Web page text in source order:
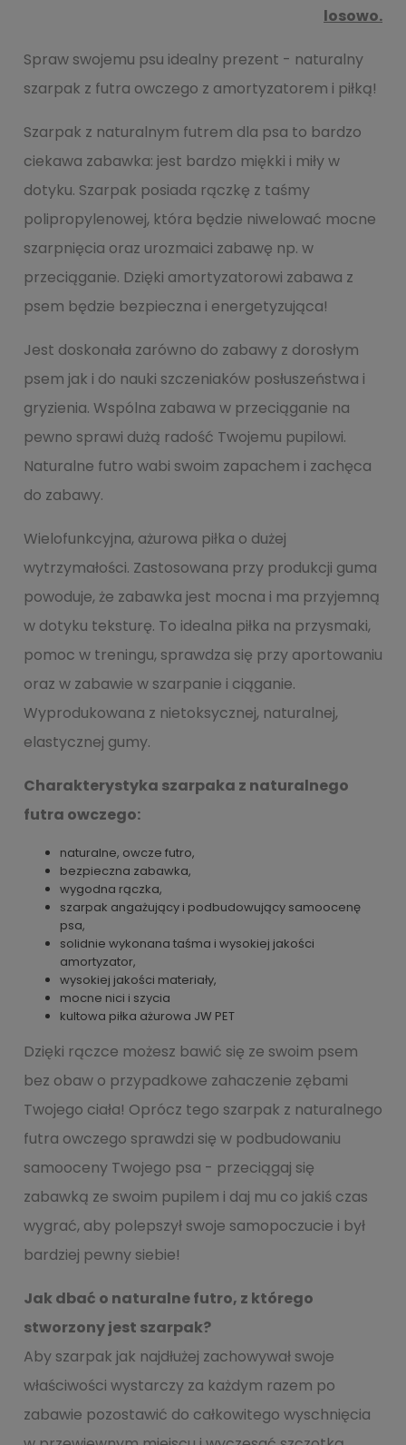
losowo.
Spraw swojemu psu idealny prezent - naturalny
szarpak z futra owczego z amortyzatorem i piłką!
Szarpak z naturalnym futrem dla psa to bardzo
ciekawa zabawka: jest bardzo miękki i miły w
dotyku. Szarpak posiada rączkę z taśmy
polipropylenowej, która będzie niwelować mocne
szarpnięcia oraz urozmaici zabawę np. w
przeciąganie. Dzięki amortyzatorowi zabawa z
psem będzie bezpieczna i energetyzująca!
Jest doskonała zarówno do zabawy z dorosłym
psem jak i do nauki szczeniaków posłuszeństwa i
gryzienia. Wspólna zabawa w przeciąganie na
pewno sprawi dużą radość Twojemu pupilowi.
Naturalne futro wabi swoim zapachem i zachęca
do zabawy.
Wielofunkcyjna, ażurowa piłka o dużej
wytrzymałości. Zastosowana przy produkcji guma
powoduje, że zabawka jest mocna i ma przyjemną
w dotyku teksturę. To idealna piłka na przysmaki,
pomoc w treningu, sprawdza się przy aportowaniu
oraz w zabawie w szarpanie i ciąganie.
Wyprodukowana z nietoksycznej, naturalnej,
elastycznej gumy.
Charakterystyka szarpaka z naturalnego
futra owczego:
naturalne, owcze futro,
bezpieczna zabawka,
wygodna rączka,
szarpak angażujący i podbudowujący samoocenę
psa,
solidnie wykonana taśma i wysokiej jakości
amortyzator,
wysokiej jakości materiały,
mocne nici i szycia
kultowa piłka ażurowa JW PET
Dzięki rączce możesz bawić się ze swoim psem
bez obaw o przypadkowe zahaczenie zębami
Twojego ciała! Oprócz tego szarpak z naturalnego
futra owczego sprawdzi się w podbudowaniu
samooceny Twojego psa - przeciągaj się
zabawką ze swoim pupilem i daj mu co jakiś czas
wygrać, aby polepszył swoje samopoczucie i był
bardziej pewny siebie!
Jak dbać o naturalne futro, z którego
stworzony jest szarpak?
Aby szarpak jak najdłużej zachowywał swoje
właściwości wystarczy za każdym razem po
zabawie pozostawić do całkowitego wyschnięcia